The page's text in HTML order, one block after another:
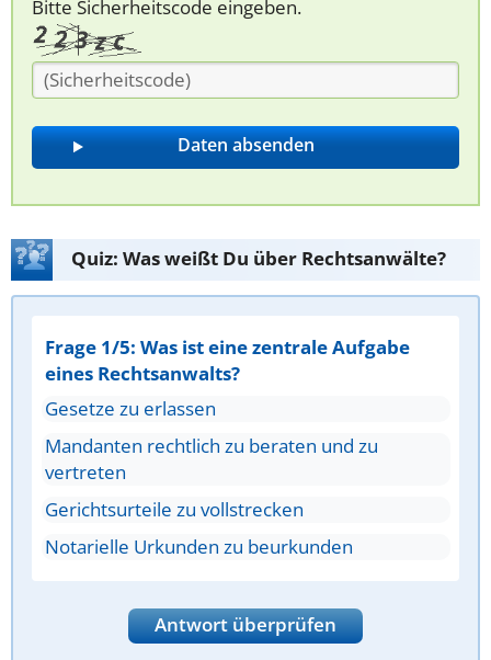
Bitte Sicherheitscode eingeben.
Quiz: Was weißt Du über Rechtsanwälte?
Frage 1/5: Was ist eine zentrale Aufgabe
eines Rechtsanwalts?
Gesetze zu erlassen
Mandanten rechtlich zu beraten und zu
vertreten
Gerichtsurteile zu vollstrecken
Notarielle Urkunden zu beurkunden
Antwort überprüfen